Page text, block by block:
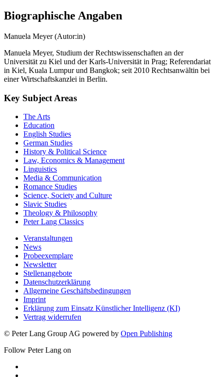
Biographische Angaben
Manuela Meyer (Autor:in)
Manuela Meyer, Studium der Rechtswissenschaften an der
Universität zu Kiel und der Karls-Universität in Prag; Referendariat
in Kiel, Kuala Lumpur und Bangkok; seit 2010 Rechtsanwältin bei
einer Wirtschaftskanzlei in Berlin.
Key Subject Areas
The Arts
Education
English Studies
German Studies
History & Political Science
Law, Economics & Management
Linguistics
Media & Communication
Romance Studies
Science, Society and Culture
Slavic Studies
Theology & Philosophy
Peter Lang Classics
Veranstaltungen
News
Probeexemplare
Newsletter
Stellenangebote
Datenschutzerklärung
Allgemeine Geschäftsbedingungen
Imprint
Erklärung zum Einsatz Künstlicher Intelligenz (KI)
Vertrag widerrufen
© Peter Lang Group AG powered by Open Publishing
Follow Peter Lang on